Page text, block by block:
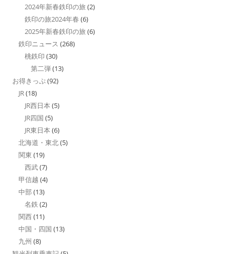
2024年新春鉄印の旅 (2)
鉄印の旅2024年春 (6)
2025年新春鉄印の旅 (6)
鉄印ニュース (268)
桃鉄印 (30)
第二弾(13)
お得きっぷ(92)
JR(18)
JR西日本 (5)
JR四国 (5)
JR東日本 (6)
北海道・東北(5)
関東 (19)
西武(7)
甲信越 (4)
中部 (13)
名鉄 (2)
関西(11)
中国・四国 (13)
九州 (8)